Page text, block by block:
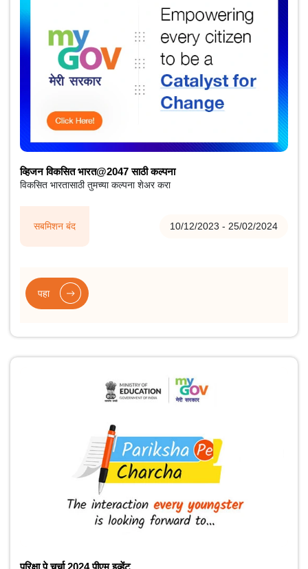
सबमिशन बंद 10/12/2023 - 25/02/2024
व्हिजन विकसित भारत@2047 साठी कल्पना
विकसित भारतासाठी तुमच्या कल्पना शेअर करा
पहा
परिक्षा पे चर्चा 2024 पीएम इव्हेंट